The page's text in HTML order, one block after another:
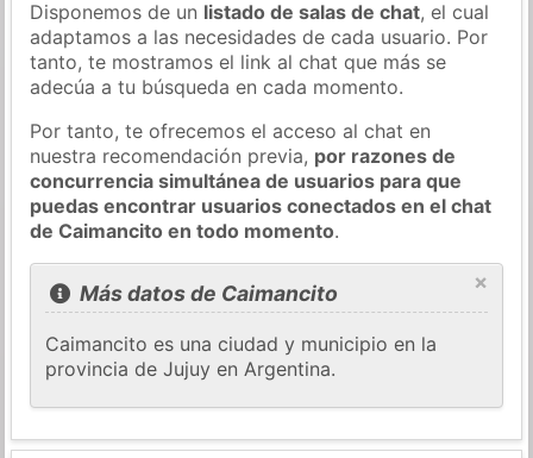
Disponemos de un listado de salas de chat, el cual
adaptamos a las necesidades de cada usuario. Por
tanto, te mostramos el link al chat que más se
adecúa a tu búsqueda en cada momento.
Por tanto, te ofrecemos el acceso al chat en
nuestra recomendación previa, por razones de
concurrencia simultánea de usuarios para que
puedas encontrar usuarios conectados en el chat
de Caimancito en todo momento.
×
Más datos de Caimancito
Caimancito es una ciudad y municipio en la
provincia de Jujuy en Argentina.